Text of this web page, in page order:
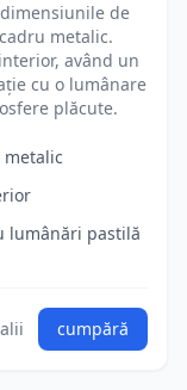
de
metalic.
având un
cu o lumânare
plăcute.
lumânări pastilă
cumpără